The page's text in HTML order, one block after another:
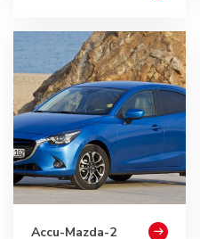
Accu-Mazda-2